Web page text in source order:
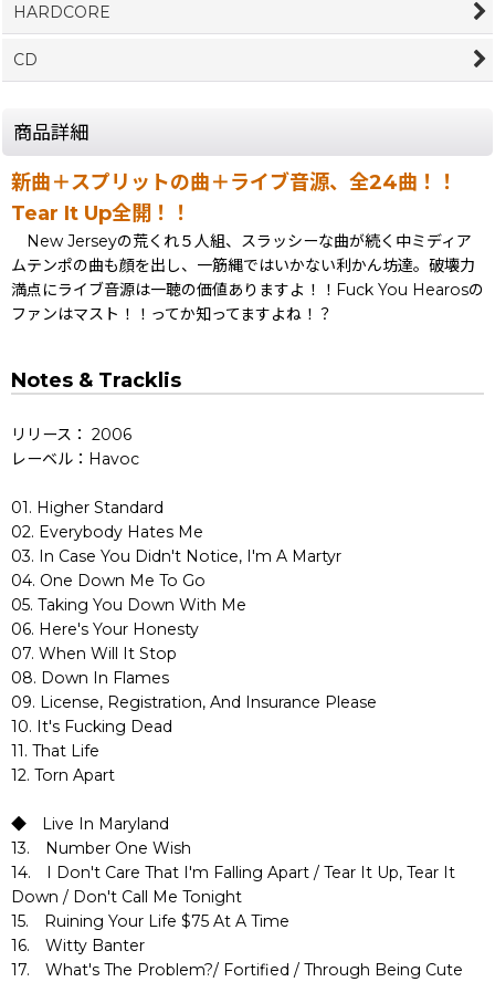
HARDCORE
CD
商品詳細
新曲＋スプリットの曲＋ライブ音源、全24曲！！
Tear It Up全開！！
New Jerseyの荒くれ５人組、スラッシーな曲が続く中ミディア
ムテンポの曲も顔を出し、一筋縄ではいかない利かん坊達。破壊力
満点にライブ音源は一聴の価値ありますよ！！Fuck You Hearosの
ファンはマスト！！ってか知ってますよね！？
Notes & Tracklis
リリース： 2006
レーベル：Havoc
01. Higher Standard
02. Everybody Hates Me
03. In Case You Didn't Notice, I'm A Martyr
04. One Down Me To Go
05. Taking You Down With Me
06. Here's Your Honesty
07. When Will It Stop
08. Down In Flames
09. License, Registration, And Insurance Please
10. It's Fucking Dead
11. That Life
12. Torn Apart
◆ Live In Maryland
13. Number One Wish
14. I Don't Care That I'm Falling Apart / Tear It Up, Tear It
Down / Don't Call Me Tonight
15. Ruining Your Life $75 At A Time
16. Witty Banter
17. What's The Problem?/ Fortified / Through Being Cute